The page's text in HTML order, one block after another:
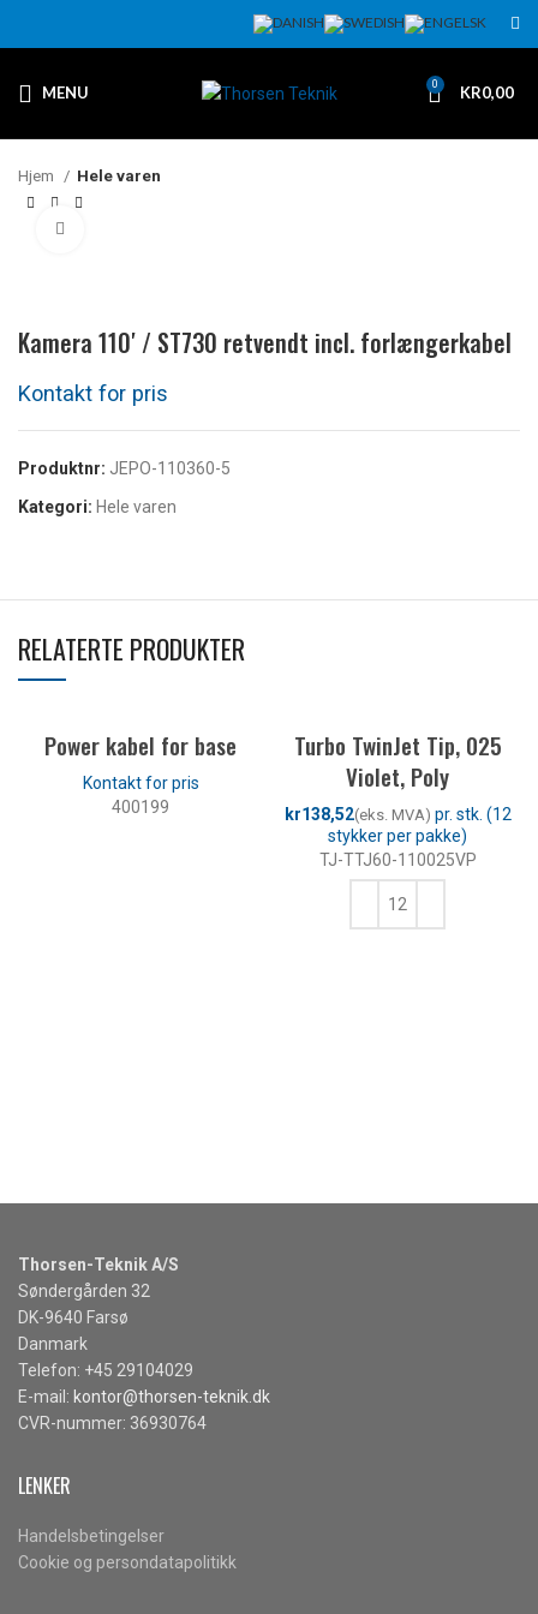
MENU 0 KR0,00
Hjem Hele varen
Kamera 110′ / ST730 retvendt incl. forlængerkabel
Produktnr: JEPO-110360-5
Kategori: Hele varen
RELATERTE PRODUKTER
Power kabel for base
400199
Turbo TwinJet Tip, 025
Violet, Poly
kr
TJ-TTJ60-110025VP
Thorsen-Teknik A/S
Søndergården 32
DK-9640 Farsø
Danmark
Telefon: +45 29104029
E-mail: kontor@thorsen-teknik.dk
CVR-nummer: 36930764
LENKER
Handelsbetingelser
Cookie og persondatapolitikk